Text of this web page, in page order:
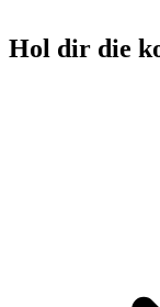
Hol dir die